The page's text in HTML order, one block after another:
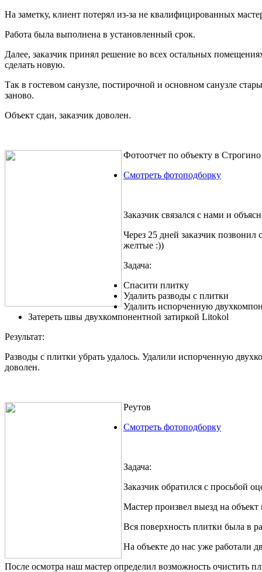
На заметку, клиент потерял из-за не квалифицированных
Работа была выполнена в установленный срок.
Далее, заказчик принял решение во всех остальных
сделать новую.
Так в гостевом санузле, постирочной и основном санузле
заново.
Объект сдан, заказчик доволен.
Фотоотчет по объекту в Строгино
Смотреть фотоподборку
Заказчик связался с нами и
Через 25 дней заказчик позвонил
желтые :))
Задача:
Спасити плитку
Удалить разводы с плитки
Удалить испорченную
Затереть швы двухкомпонентной затиркой Litokol
Результат:
Разводы с плитки убрать удалось. Удалили испорченную
доволен.
Реутов
Смотреть фотоподборку
Задача:
Заказчик обратился с просьбой
Мастер произвел выезд на
Вся поверхность плитки была в
На объекте до нас уже работали
После осмотра наш мастер определил возможность очистить